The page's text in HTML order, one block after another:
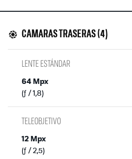
CAMARAS TRASERAS (4)
LENTE ESTÁNDAR
64 Mpx
(ƒ / 1,8)
TELEOBJETIVO
12 Mpx
(ƒ / 2,5)